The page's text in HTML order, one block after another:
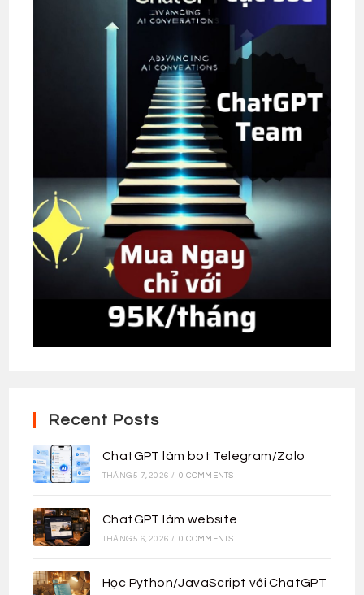
Recent Posts
ChatGPT làm bot Telegram/Zalo
THÁNG 5 7, 2026 / 0 COMMENTS
ChatGPT làm website
THÁNG 5 6, 2026 / 0 COMMENTS
Học Python/JavaScript với ChatGPT